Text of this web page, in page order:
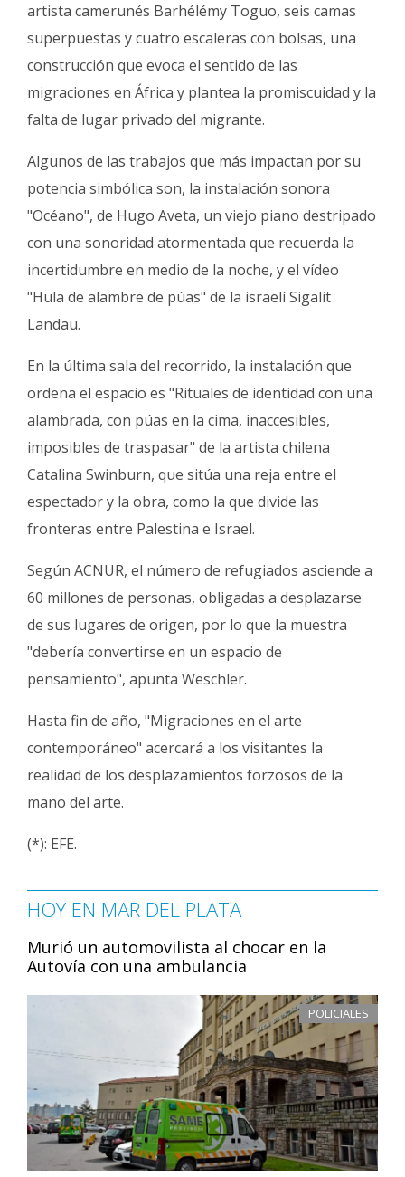
artista camerunés Barhélémy Toguo, seis camas
superpuestas y cuatro escaleras con bolsas, una
construcción que evoca el sentido de las
migraciones en África y plantea la promiscuidad y la
falta de lugar privado del migrante.
Algunos de las trabajos que más impactan por su
potencia simbólica son, la instalación sonora
"Océano", de Hugo Aveta, un viejo piano destripado
con una sonoridad atormentada que recuerda la
incertidumbre en medio de la noche, y el vídeo
"Hula de alambre de púas" de la israelí Sigalit
Landau.
En la última sala del recorrido, la instalación que
ordena el espacio es "Rituales de identidad con una
alambrada, con púas en la cima, inaccesibles,
imposibles de traspasar" de la artista chilena
Catalina Swinburn, que sitúa una reja entre el
espectador y la obra, como la que divide las
fronteras entre Palestina e Israel.
Según ACNUR, el número de refugiados asciende a
60 millones de personas, obligadas a desplazarse
de sus lugares de origen, por lo que la muestra
"debería convertirse en un espacio de
pensamiento", apunta Weschler.
Hasta fin de año, "Migraciones en el arte
contemporáneo" acercará a los visitantes la
realidad de los desplazamientos forzosos de la
mano del arte.
(*): EFE.
HOY EN MAR DEL PLATA
Murió un automovilista al chocar en la
Autovía con una ambulancia
POLICIALES